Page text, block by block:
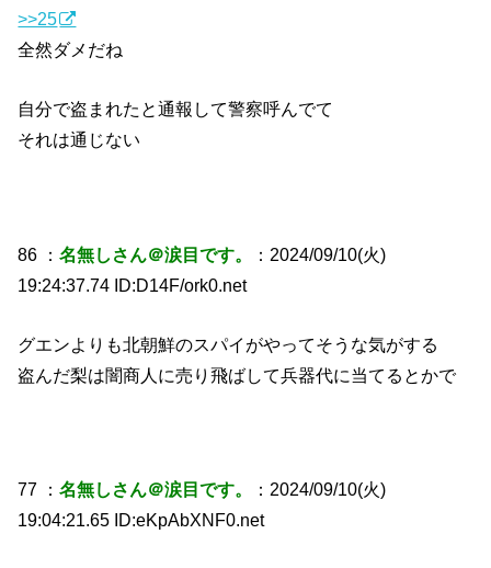
>>25
全然ダメだね
自分で盗まれたと通報して警察呼んでて
それは通じない
86 ：名無しさん＠涙目です。
：2024/09/10(火)
19:24:37.74 ID:D14F/ork0.net
グエンよりも北朝鮮のスパイがやってそうな気がする
盗んだ梨は闇商人に売り飛ばして兵器代に当てるとかで
77 ：名無しさん＠涙目です。
：2024/09/10(火)
19:04:21.65 ID:eKpAbXNF0.net